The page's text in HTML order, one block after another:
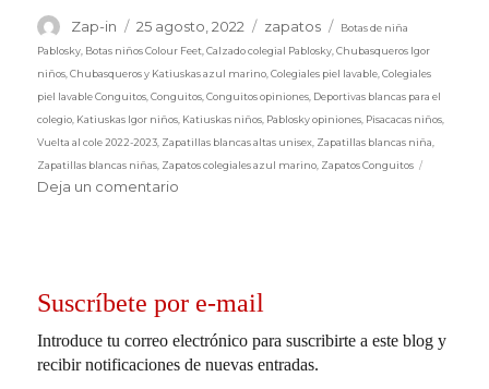
Autor
Zap-in
Publicado
el
25 agosto, 2022 Categorías
zapatos
Botas de niña
Pablosky Botas niños Colour Feet ,Calzado colegial Pablosky ,Chubasqueros Igor
niños ,Chubasqueros y Katiuskas azul marino ,Colegiales piel lavable ,Colegiales
piel lavable Conguitos ,Conguitos ,Conguitos opiniones Deportivas blancas para el
colegio Katiuskas Igor niños Katiuskas niños Pablosky opiniones Pisacacas niños
Vuelta al cole 2022-2023 Zapatillas blancas altas unisex Zapatillas blancas niña
Zapatillas blancas niñas Zapatos colegiales azul marino Zapatos Conguitos
Deja un comentario
Suscríbete por e-mail
Introduce tu correo electrónico para suscribirte a este blog y
recibir notificaciones de nuevas entradas.